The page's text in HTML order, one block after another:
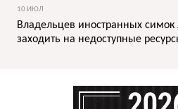
10 ИЮЛ
Владельцев иностранных
заходить на недоступные